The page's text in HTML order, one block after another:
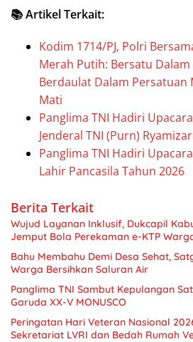
📚 Artikel Terkait:
Kodim 1714/PJ, Polri
Merah Putih: Bersatu
Berdaulat Dalam Persatuan
Mati
Panglima TNI Hadiri
Jenderal TNI (Purn)
Panglima TNI Hadiri
Lahir Pancasila Tahun 2026
Berita Terkait
Wujud Layanan Inklusif, Dukcapil
Jemput Bola Perekaman e-KTP
Bahu Membahu Demi Desa Sehat,
Warga Bersihkan Saluran Air
Panglima TNI Sambut Kepulangan
Garuda XX-V MONUSCO
Peringatan Hari Veteran Nasional
Sekretariat LVRI dan Bedah Rumah